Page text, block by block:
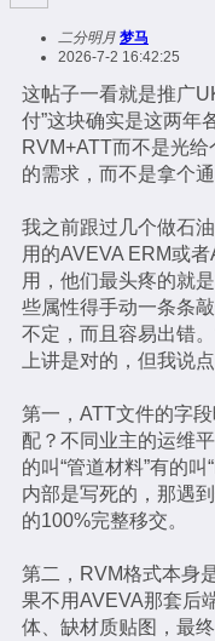
二分明月 梦马
2026-7-2 16:42:25
这帖子一看就是推广
付”这块确实是这两年
RVM+ATT而不是光
的需求，而不是拿个
我之前跟过几个做石
用的AVEVA ERM或
用，他们最头疼的就
些属性得手动一条条
不定，而且容易出错
上讲是对的，但我说
第一，ATT文件的字
配？不同业主的运维
的叫“管道材料”有的
内部是写死的，那遇
的100%完整移交。
第二，RVM格式本身
果不用AVEVA那套后
体、缺材质贴图，最